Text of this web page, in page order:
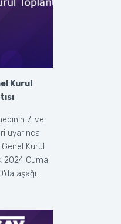
Kurul
7. ve
uyarınca
Kurul
2024 Cuma
aşağı...